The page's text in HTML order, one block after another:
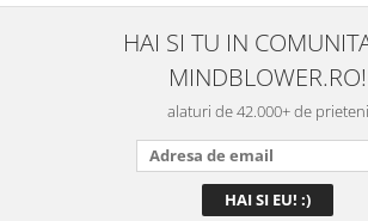
este
folosesc
serviciu și
mulțumită.
HAI SI TU IN
MINDBLOWER.RO!
alaturi de 42.000+ de prieteni